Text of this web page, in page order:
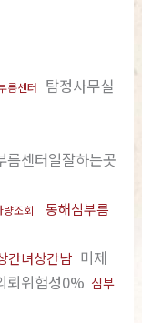
름센터
탐정사무실
름센터일잘하는곳
량조회
동해심부름
간녀상간남 미제
뢰위험성0% 심부